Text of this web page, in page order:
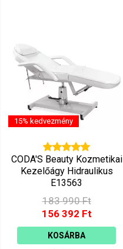
15% kedvezmény
CODA'S Beauty Kozmetikai
Kezelőágy Hidraulikus
E13563
183 990 Ft
156 392 Ft
KOSÁRBA